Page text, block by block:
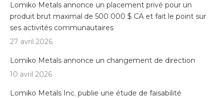
Lomiko Metals annonce un placement privé pour un
produit brut maximal de 500 000 $ CA et fait le point sur
ses activités communautaires
27 avril 2026
Lomiko Metals annonce un changement de direction
10 avril 2026
Lomiko Metals Inc. publie une étude de faisabilité